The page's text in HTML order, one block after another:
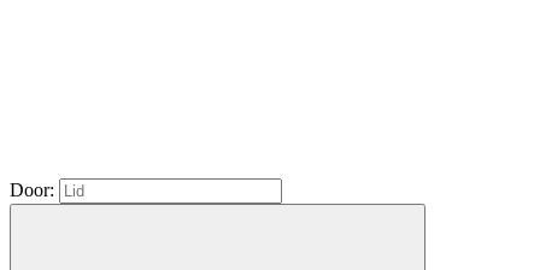
Door: